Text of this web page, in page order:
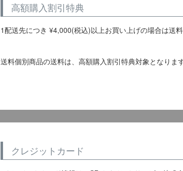
高額購入割引特典
1配送先につき ¥4,000(税込)以上お買い上げの場合は送料
送料個別商品の送料は、高額購入割引特典対象となります
クレジットカード